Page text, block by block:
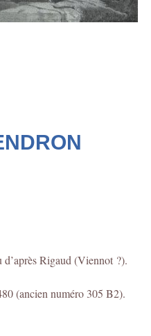
Rigaud (Viennot ?).
(ancien numéro 305 B2).